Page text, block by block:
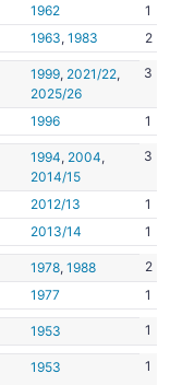
1962
1
1963, 1983 2
1999, 2021/22,
2025/26
3
1996 1
1994, 2004,
2014/15
3
2012/13
1
2013/14 1
1978, 1988
2
1977 1
1953 1
1953 1